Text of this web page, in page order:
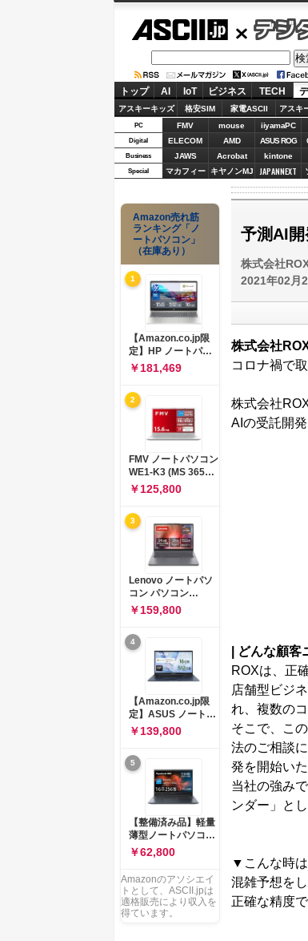
デジタ
トップ AI IoT ビジネス TECH
アスキーキッズ 格安SIM 家電ASCII アスキ
PC FMV mouse iiyamaPC
Digital ELECOM AMD ASUS ROG
Business JAWS Acrobat kintone
Special マカフィー キヤノンMJ JAPANNEXT
予測AI
株式会社
2021年02月
株式会社
コロナ禍で
株式会社
AIの受託開
どんな顧客
ROXは、正
店舗型ビジ
れ、複数の
そこで、こ
法のご相談
発を開始いた
当社の強み
ンダー」と
▼こんな時
混雑予想を
正確な精度
Amazon売れ筋
ランキング「ノ
ートパソコン」
（在庫あり）
1
【Amazon.co.jp限
定】HP ノートパソ
コン 15-fd 15.6イン
チ インテル Core 5
120U メモリ16GB
SSD512GB
Windows 11
Microsoft Office
2024搭載 WPS
Office搭載 カメラシ
ャッター 指紋認証 薄
型 Copilotキー搭載
ナチュラルシルバー
￥181,469
2
FMV ノートパソコン
WE1-K3 (MS 365
Personal/Copilotキ
ー搭載/Win 11/15.6
型/Core
i5/16GB/SSD
512GB/ホワイト)
FMVWK3E15W_AZ
￥125,800
3
Lenovo ノートパソ
コン パソコン
IdeaPad Slim 3 14.0
インチ AMD
Ryzen™ 5 8640HS
メモリ16GB
SSD512GB
Microsoft 365 試用
版 Windows11 バッ
テリー駆動12.6時間
重量1.39kg ルナグレ
ー 83K9003JJP ノー
トPC
￥159,800
4
【Amazon.co.jp限
定】ASUS ノートパ
ソコン Vivobook 15
M1502NAQ 15.6イ
ンチ AMD Ryzen 7
170 メモリ16GB
SSD 512GB
Microsoft 365
Personal (24か月版)
搭載 Windows 11 重
量1.7kg Wi-Fi 6E ク
ワイエットブルー
M1502NAQ-
￥139,800
5
【整備済み品】軽量
薄型ノートパソコン
dynabook G83 ■
13.3型
FHD(1920x1080) -
高性能第11世代Core
i5-1135G7 - メモリ
16GB - SSD 256GB
￥62,800
Amazonのアソシエイ
トとして、ASCII.jpは
適格販売により収入を
得ています。